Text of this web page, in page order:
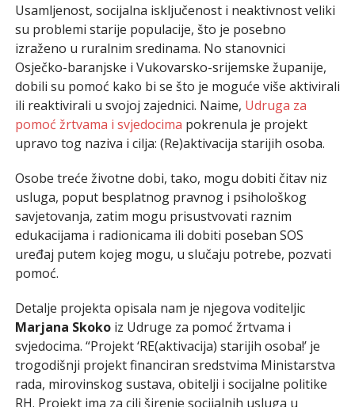
Usamljenost, socijalna isključenost i neaktivnost veliki
su problemi starije populacije, što je posebno
izraženo u ruralnim sredinama. No stanovnici
Osječko-baranjske i Vukovarsko-srijemske županije,
dobili su pomoć kako bi se što je moguće više aktivirali
ili reaktivirali u svojoj zajednici. Naime, Udruga za
pomoć žrtvama i svjedocima pokrenula je projekt
upravo tog naziva i cilja: (Re)aktivacija starijih osoba.
Osobe treće životne dobi, tako, mogu dobiti čitav niz
usluga, poput besplatnog pravnog i psihološkog
savjetovanja, zatim mogu prisustvovati raznim
edukacijama i radionicama ili dobiti poseban SOS
uređaj putem kojeg mogu, u slučaju potrebe, pozvati
pomoć.
Detalje projekta opisala nam je njegova voditeljic
Marjana Skokoiz Udruge za pomoć žrtvama i
svjedocima. “Projekt ‘RE(aktivacija) starijih osoba!’ je
trogodišnji projekt financiran sredstvima Ministarstva
rada, mirovinskog sustava, obitelji i socijalne politike
RH. Projekt ima za cilj širenje socijalnih usluga u